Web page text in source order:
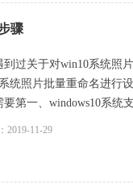
骤
到过关于对win10系统照
统照片批量重命名进行
要第一、windows10系统
2019-11-29